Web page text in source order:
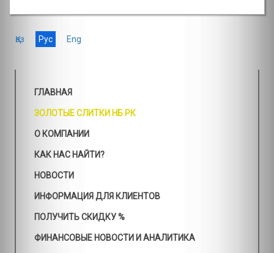
Қаз Рус Eng
ГЛАВНАЯ
ЗОЛОТЫЕ СЛИТКИ НБ РК
О КОМПАНИИ
КАК НАС НАЙТИ?
НОВОСТИ
ИНФОРМАЦИЯ ДЛЯ КЛИЕНТОВ
ПОЛУЧИТЬ СКИДКУ %
ФИНАНСОВЫЕ НОВОСТИ И АНАЛИТИКА